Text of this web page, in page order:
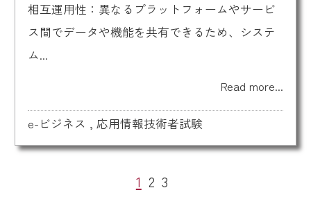
相互運用性：異なるプラットフォームやサービ
ス間でデータや機能を共有できるため、システ
ム...
Read more...
e-ビジネス , 応用情報技術者試験
1 2 3